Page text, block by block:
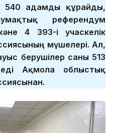
540 адамды құрайды,
референдум
4 393-і учаскелік
мүшелері. Ал,
берушілер саны 513
Ақмола облыстық